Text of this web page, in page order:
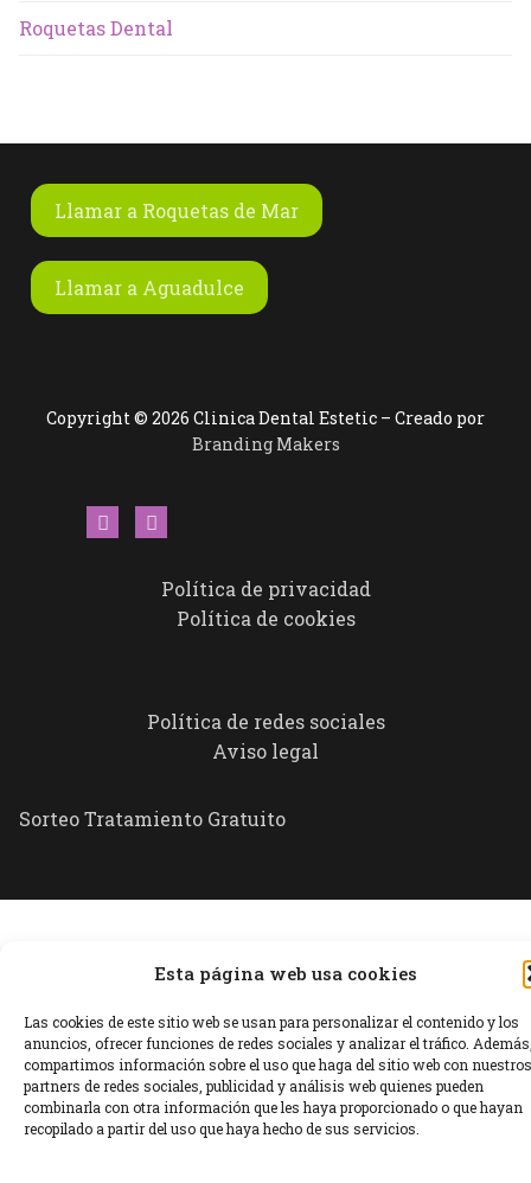
Esta página web usa cookies
Las cookies de este sitio web se usan para personalizar el contenido y los
anuncios, ofrecer funciones de redes sociales y analizar el tráfico.
compartimos información sobre el uso que haga del sitio web con nuestros
partners de redes sociales, publicidad y análisis web quienes pueden
combinarla con otra información que les haya proporcionado o que hayan
recopilado a partir del uso que haya hecho de sus servicios.
Roquetas Dental
Llamar a Roquetas de Mar
Llamar a Aguadulce
Copyright © 2026 Clinica Dental Estetic – Creado por
Branding Makers
Política de privacidad
Política de cookies
Política de redes sociales
Aviso legal
Sorteo Tratamiento Gratuito